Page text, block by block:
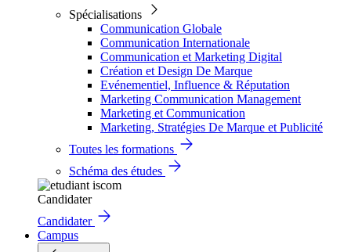
Spécialisations
Communication Globale
Communication Internationale
Communication et Marketing Digital
Création et Design De Marque
Evénementiel, Influence & Réputation
Marketing Communication Management
Marketing et Communication
Marketing, Stratégies De Marque et Publicité
Toutes les formations
Schéma des études
Candidater
Candidater
Campus